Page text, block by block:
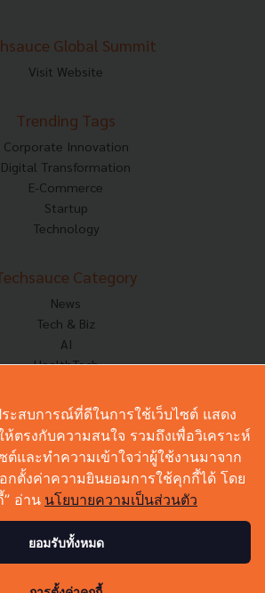
Global Summit
Visit Website
Trending Tags
Corporate Innovation
Digital Transformation
E-Commerce
Startup
Technology
Category
News
Tech & Biz
AI
HealthTech
Corp Innov
Saucy Thoughts
Sustainable
Videos
Podcast
ระสบการณ์ที่ดีในการใช้เว็บไซต์ แสดง
ตรงกับความสนใจ รวมถึงเพื่อวิเคราะห์
ต์และทำความเข้าใจว่าผู้ใช้งานมาจาก
กตั้งค่าความยินยอมการใช้คุกกี้ได้ โดย
อ่าน นโยบายความเป็นส่วนตัว
ยอมรับทั้งหมด